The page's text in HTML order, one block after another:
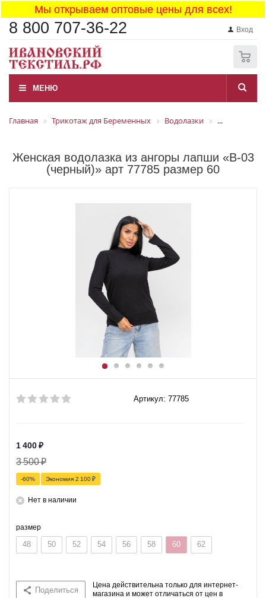
Мы открываем оптовые цены для всех!
8 800 707-36-22 Вход
МЕНЮ
Главная Трикотаж для Беременных Водолазки ...
Женская водолазка из ангоры лапши «В-03
(черный)» арт 77785 размер 60
Артикул: 77785
1 400₽
3 500₽
-60% Экономия 2 100₽
Нет в наличии
размер
48 50 52 54 56 58 60 62
Поделиться
Цена действительна только для интернет-
магазина и может отличаться от цен в